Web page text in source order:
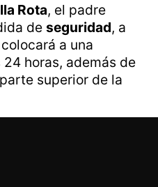
Rota, el padre
de seguridad, a
a una
horas, además de
superior de la